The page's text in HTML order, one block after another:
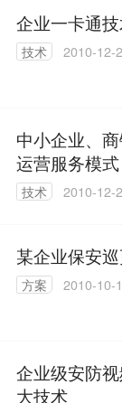
企业一卡通
技术
2010-12-
中小企业、
运营服务模式
技术
2010-12-
某企业保安
方案
2010-10-
企业级安防
大技术